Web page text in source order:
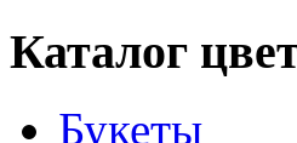
Каталог
Букеты